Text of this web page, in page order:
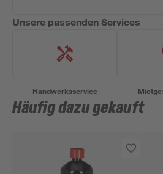
Unsere passenden Services
Handwerksservice
Häufig dazu gekauft